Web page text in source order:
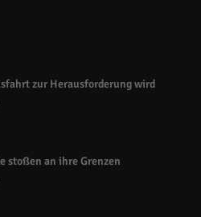
zur Herausforderung wird
stoßen an ihre Grenzen